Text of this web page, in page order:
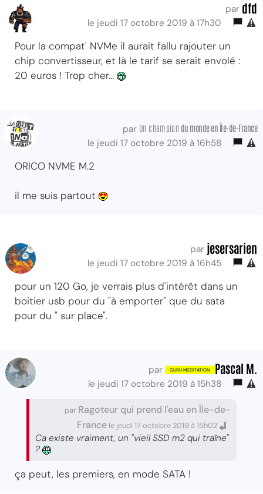
par dfd
le jeudi 17 octobre 2019 à 17h30
Pour la compat' NVMe il aurait fallu rajouter un
chip convertisseur, et là le tarif se serait envolé :
20 euros ! Trop cher...
par Un champion du mondeen Île-de-France
le jeudi 17 octobre 2019 à 16h58
ORICO NVME M.2
il me suis partout
par jesersarien
le jeudi 17 octobre 2019 à 16h45
pour un 120 Go, je verrais plus d'intérêt dans un
boitier usb pour du "à emporter" que du sata
pour du " sur place".
par Pascal M.
le jeudi 17 octobre 2019 à 15h38
par Ragoteur qui prend l'eau en Île-de-
France le jeudi 17 octobre 2019 à 15h02
Ca existe vraiment, un "vieil SSD m2 qui traîne"
?
ça peut, les premiers, en mode SATA !